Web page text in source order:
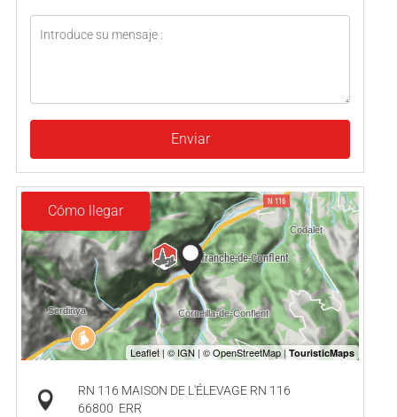
Enviar
Cómo llegar
RN 116 MAISON DE L'ÉLEVAGE RN 116
66800 ERR